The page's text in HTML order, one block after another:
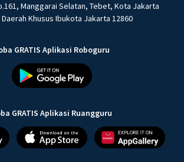
Manggarai Selatan, Tebet, Kota Jakarta
Khusus Ibukota Jakarta 12860
GRATIS Aplikasi Roboguru
GRATIS Aplikasi Ruangguru